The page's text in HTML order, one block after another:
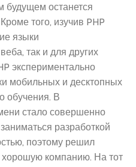
останется
того, изучив PHP
языки
так и для других
экспериментально
мобильных и десктопных
обучения. В
стало совершенно
разработкой
поэтому решил
хорошую компанию. На тот